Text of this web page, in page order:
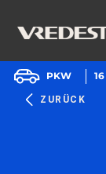
ZURÜCK
PKW 16